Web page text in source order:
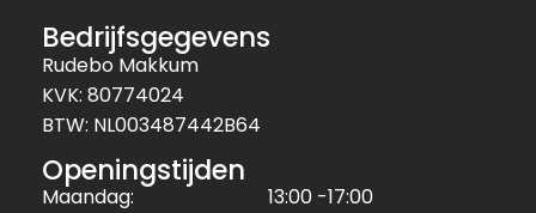
Bedrijfsgegevens
Rudebo Makkum
KVK: 80774024
BTW: NL003487442B64
Openingstijden
Maandag:
13:00 -17:00